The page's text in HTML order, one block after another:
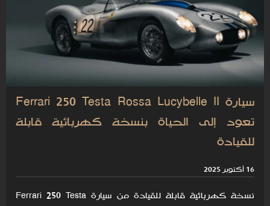
سيارة Ferrari 250 Testa Rossa Lucybelle II
تعود إلى الحياة بنسخة كهربائية قابلة
للقيادة
16 أكتوبر 2025
نسخة كهربائية قابلة للقيادة من سيارة Ferrari 250 Testa